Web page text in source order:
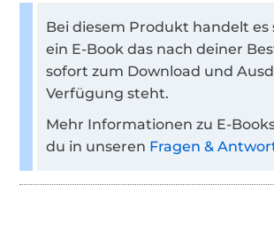
Bei diesem Produkt handelt es
ein E-Book das nach deiner
sofort zum Download und
Verfügung steht.
Mehr Informationen zu E-
du in unseren Fragen &